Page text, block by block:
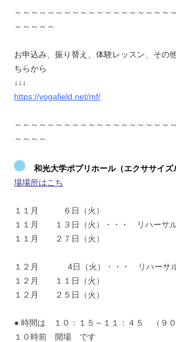
～～～～～～～～～～～～～～～～～～～
～～～～～
お申込み、振り替え、体験レッスン、その
ちらから
↓↓↓
https://yogafield.net/mf/
～～～～～～～～～～～～～～～～～～～
～～～～
和光大学ポプリホール（エクササ
場場所はこち
１１月 ６日（火）
１１月 １３日（火）・・・ リハーサ
１１月 ２７日（火）
１２月 4日（火）・・・ リハーサ
１２月 １１日（火）
１２月 ２５日（火）
● 時間は １０：１５～１１：４５ （９０
１０時前 開場 です